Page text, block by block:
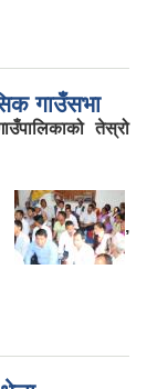
गाउँसभा
तेस्रो
,